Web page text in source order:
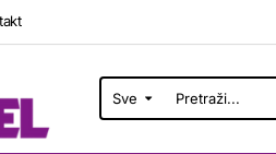
Sve
Pretraži...